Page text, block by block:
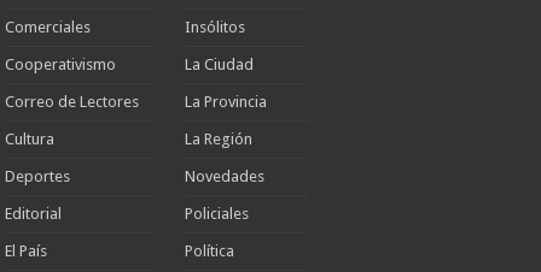
Comerciales
Cooperativismo
Correo de Lectores
Cultura
Deportes
Editorial
El País
Insólitos
La Ciudad
La Provincia
La Región
Novedades
Policiales
Política